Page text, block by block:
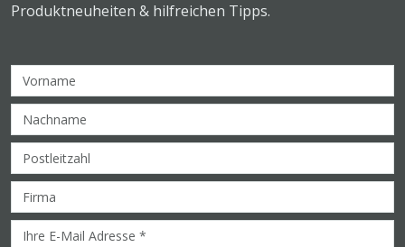
Produktneuheiten & hilfreichen Tipps.